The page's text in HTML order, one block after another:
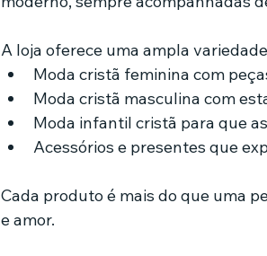
A loja oferece uma ampla
Moda cristã feminina com
Moda cristã masculina com
Moda infantil cristã para que
Acessórios e presentes que
Cada produto é mais do que uma
e amor.